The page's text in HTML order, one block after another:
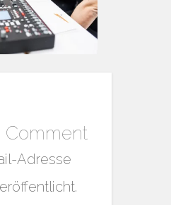
Comment
Adresse